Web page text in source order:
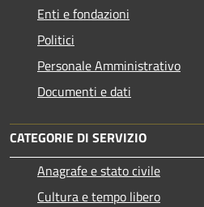
Enti e fondazioni
Politici
Personale Amministrativo
Documenti e dati
CATEGORIE DI SERVIZIO
Anagrafe e stato civile
Cultura e tempo libero